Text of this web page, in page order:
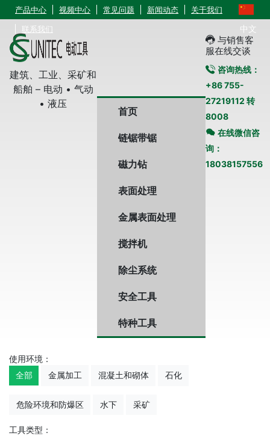
中文
产品中心 视频中心 常见问题 新闻动态
关于我们
联系我们
建筑、工业、采矿和
船舶 – 电动 • 气动
• 液压
与销售客
服在线交谈
咨询热线：
+86 755-
27219112 转
8008
在线微信咨
询：
18038157556
首页
链锯带锯
磁力钻
表面处理
金属表面处理
搅拌机
除尘系统
安全工具
特种工具
使用环境：
全部
金属加工 混凝土和砌体 石化
危险环境和防爆区 水下 采矿
工具类型：